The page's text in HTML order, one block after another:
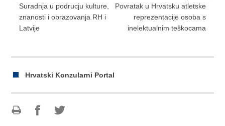
Suradnja u podrucju kulture,
znanosti i obrazovanja RH i
Latvije
Povratak u Hrvatsku atletske
reprezentacije osoba s
inelektualnim teškocama
Hrvatski Konzularni Portal